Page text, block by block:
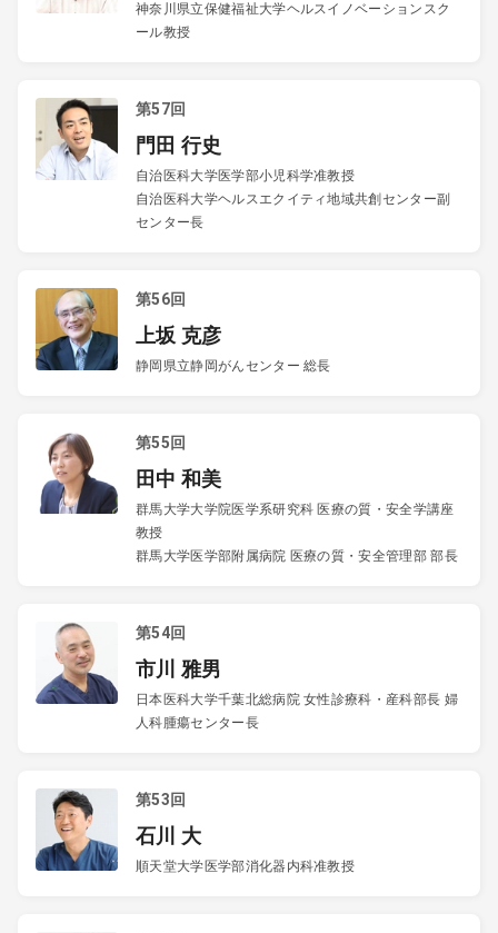
神奈川県立保健福祉大学ヘルスイノベーションスク
ール教授
第57回
門田 行史
自治医科大学医学部小児科学准教授
自治医科大学ヘルスエクイティ地域共創センター副
センター長
第56回
上坂 克彦
静岡県立静岡がんセンター 総長
第55回
田中 和美
群馬大学大学院医学系研究科 医療の質・安全学講座
教授
群馬大学医学部附属病院 医療の質・安全管理部 部長
第54回
市川 雅男
日本医科大学千葉北総病院 女性診療科・産科部長 婦
人科腫瘍センター長
第53回
石川 大
順天堂大学医学部消化器内科准教授